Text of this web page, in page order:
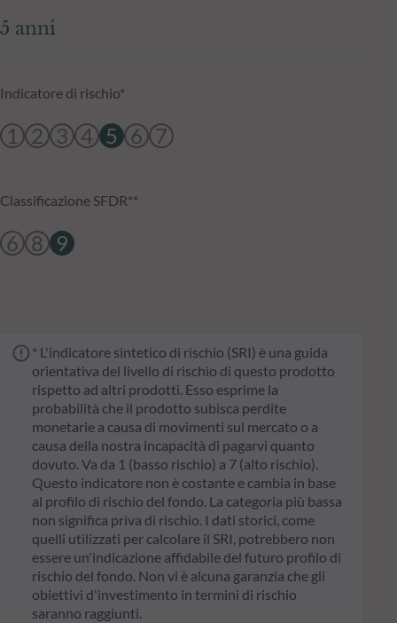
5 anni
Indicatore di rischio*
1 2 3 4 5 6 7
Classificazione SFDR**
6 8 9
* L'indicatore sintetico di rischio (SRI) è una guida
orientativa del livello di rischio di questo prodotto
rispetto ad altri prodotti. Esso esprime la
probabilità che il prodotto subisca perdite
monetarie a causa di movimenti sul mercato o a
causa della nostra incapacità di pagarvi quanto
dovuto. Va da 1 (basso rischio) a 7 (alto rischio).
Questo indicatore non è costante e cambia in base
al profilo di rischio del fondo. La categoria più bassa
non significa priva di rischio. I dati storici, come
quelli utilizzati per calcolare il SRI, potrebbero non
essere un'indicazione affidabile del futuro profilo di
rischio del fondo. Non vi è alcuna garanzia che gli
obiettivi d'investimento in termini di rischio
saranno raggiunti.